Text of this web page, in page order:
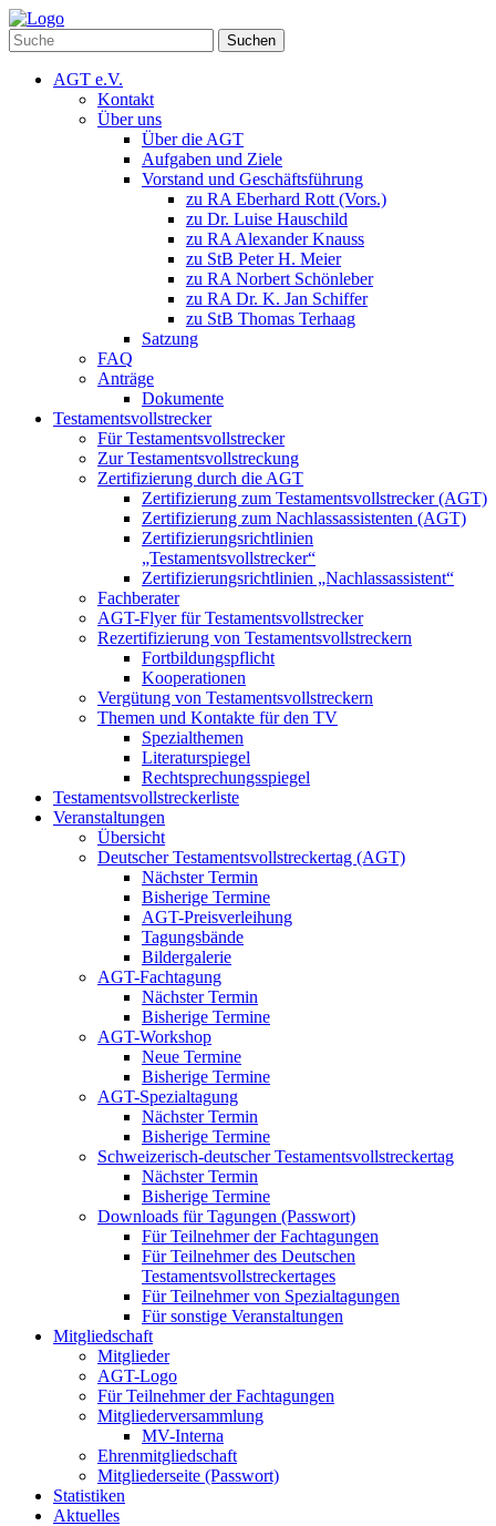
Suchen
AGT e.V.
Kontakt
Über uns
Über die AGT
Aufgaben und Ziele
Vorstand und Geschäftsführung
zu RA Eberhard Rott (Vors.)
zu Dr. Luise Hauschild
zu RA Alexander Knauss
zu StB Peter H. Meier
zu RA Norbert Schönleber
zu RA Dr. K. Jan Schiffer
zu StB Thomas Terhaag
Satzung
FAQ
Anträge
Dokumente
Testamentsvollstrecker
Für Testamentsvollstrecker
Zur Testamentsvollstreckung
Zertifizierung durch die AGT
Zertifizierung zum Testamentsvollstrecker (AGT)
Zertifizierung zum Nachlassassistenten (AGT)
Zertifizierungsrichtlinien
„Testamentsvollstrecker“
Zertifizierungsrichtlinien „Nachlassassistent“
Fachberater
AGT-Flyer für Testamentsvollstrecker
Rezertifizierung von Testamentsvollstreckern
Fortbildungspflicht
Kooperationen
Vergütung von Testamentsvollstreckern
Themen und Kontakte für den TV
Spezialthemen
Literaturspiegel
Rechtsprechungsspiegel
Testamentsvollstreckerliste
Veranstaltungen
Übersicht
Deutscher Testamentsvollstreckertag (AGT)
Nächster Termin
Bisherige Termine
AGT-Preisverleihung
Tagungsbände
Bildergalerie
AGT-Fachtagung
Nächster Termin
Bisherige Termine
AGT-Workshop
Neue Termine
Bisherige Termine
AGT-Spezialtagung
Nächster Termin
Bisherige Termine
Schweizerisch-deutscher Testamentsvollstreckertag
Nächster Termin
Bisherige Termine
Downloads für Tagungen (Passwort)
Für Teilnehmer der Fachtagungen
Für Teilnehmer des Deutschen
Testamentsvollstreckertages
Für Teilnehmer von Spezialtagungen
Für sonstige Veranstaltungen
Mitgliedschaft
Mitglieder
AGT-Logo
Für Teilnehmer der Fachtagungen
Mitgliederversammlung
MV-Interna
Ehrenmitgliedschaft
Mitgliederseite (Passwort)
Statistiken
Aktuelles